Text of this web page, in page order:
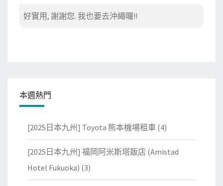
好實用, 謝謝您. 我也要去沖繩囉!!
本週熱門
[2025日本九州] Toyota 熊本機場租車 (4)
[2025日本九州] 福岡阿米斯塔飯店 (Amistad
Hotel Fukuoka) (3)